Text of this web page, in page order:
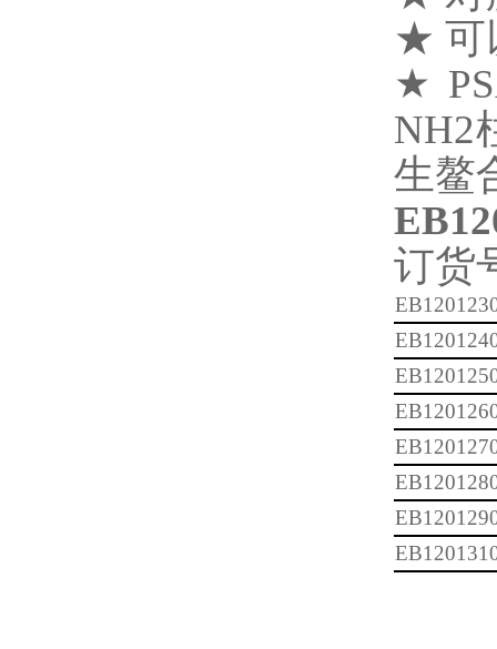
★ 可
★
NH2
生鳌
订货